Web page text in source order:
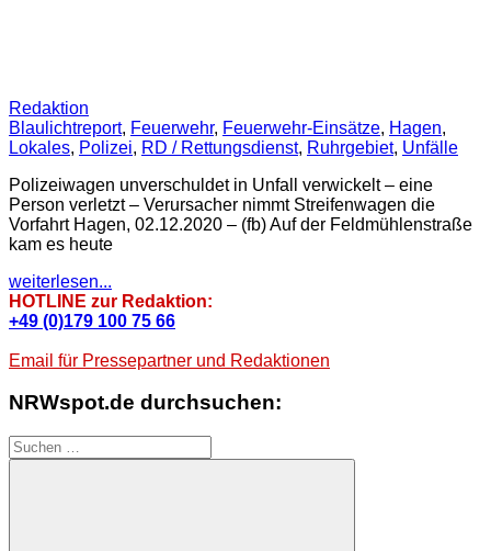
Redaktion
Blaulichtreport, Feuerwehr, Feuerwehr-Einsätze, Hagen,
Lokales, Polizei, RD / Rettungsdienst, Ruhrgebiet, Unfälle
Polizeiwagen unverschuldet in Unfall verwickelt – eine
Person verletzt – Verursacher nimmt Streifenwagen die
Vorfahrt Hagen, 02.12.2020 – (fb) Auf der Feldmühlenstraße
kam es heute
weiterlesen...
HOTLINE zur Redaktion:
+49 (0)179 100 75 66
Email für Pressepartner und Redaktionen
NRWspot.de durchsuchen:
Suchen
nach: